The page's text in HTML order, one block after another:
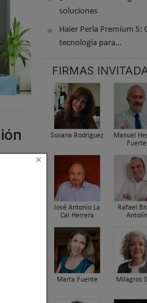
soluciones
Haier Perla Premium S:
tecnología para…
FIRMAS
Susana Rodriguez
Manuel
Fuerte
José Antonio La
Cal Herrera
Rafael
Antolín
Marta Fuente Milagros
×